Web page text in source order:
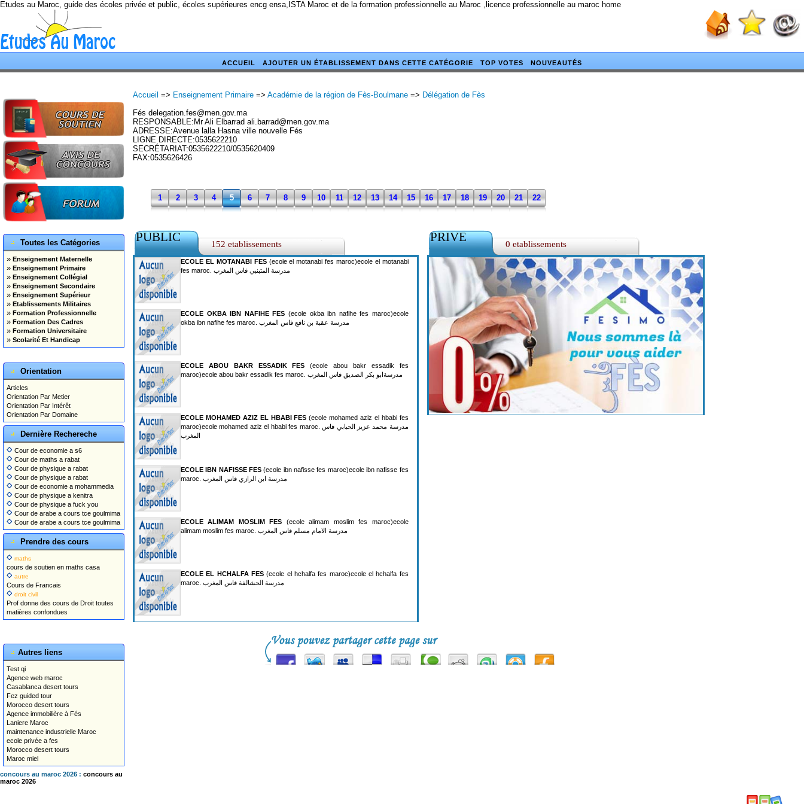
Etudes au Maroc, guide des écoles privée et public, écoles supérieures encg ensa,ISTA Maroc et de la formation professionnelle au Maroc ,licence professionnelle au maroc home
ACCUEIL AJOUTER UN ÉTABLISSEMENT DANS CETTE CATÉGORIE TOP VOTES NOUVEAUTÉS
Toutes les Catégories
» Enseignement Maternelle
» Enseignement Primaire
» Enseignement Collégial
» Enseignement Secondaire
» Enseignement Supérieur
» Etablissements Militaires
» Formation Professionnelle
» Formation Des Cadres
» Formation Universitaire
» Scolarité Et Handicap
Orientation
Articles
Orientation Par Metier
Orientation Par Intérêt
Orientation Par Domaine
Dernière Rechereche
Cour de economie a s6
Cour de maths a rabat
Cour de physique a rabat
Cour de physique a rabat
Cour de economie a mohammedia
Cour de physique a kenitra
Cour de physique a fuck you
Cour de arabe a cours tce goulmima
Cour de arabe a cours tce goulmima
Prendre des cours
maths
cours de soutien en maths casa
autre
Cours de Francais
droit civil
Prof donne des cours de Droit toutes
matières confondues
Autres liens
Test qi
Agence web maroc
Casablanca desert tours
Fez guided tour
Morocco desert tours
Agence immobilière à Fés
Laniere Maroc
maintenance industrielle Maroc
ecole privée a fes
Morocco desert tours
Maroc miel
concours au maroc 2026 : concours au
maroc 2026
Accueil => Enseignement Primaire => Académie de la région de Fès-Boulmane => Délégation de Fès
Fés delegation.fes@men.gov.ma
RESPONSABLE:Mr Ali Elbarrad ali.barrad@men.gov.ma
ADRESSE:Avenue lalla Hasna ville nouvelle Fés
LIGNE DIRECTE:0535622210
SECRÉTARIAT:0535622210/0535620409
FAX:0535626426
1 2 3 4 5 6 7 8 9 10 11 12 13 14 15 16 17 18 19 20 21 22
PUBLIC 152 etablissements
ECOLE EL MOTANABI FES(ecole el motanabi fes maroc)ecole el motanabi
fes maroc. مدرسة المتبنبي فاس المغرب
ECOLE OKBA IBN NAFIHE FES (ecole okba ibn nafihe fes maroc)ecole
okba ibn nafihe fes maroc. مدرسة عقبة بن نافع فاس المغرب
ECOLE ABOU BAKR ESSADIK FES (ecole abou bakr essadik fes
maroc)ecole abou bakr essadik fes maroc. مدرسةابو بكر الصديق فاس المغرب
ECOLE MOHAMED AZIZ EL HBABI FES (ecole mohamed aziz el hbabi fes
maroc)ecole mohamed aziz el hbabi fes maroc. مدرسة محمد عزيز الحبابي فاس
المغرب
ECOLE IBN NAFISSE FES (ecole ibn nafisse fes maroc)ecole ibn nafisse fes
maroc. مدرسة ابن الرازي فاس المغرب
ECOLE ALIMAM MOSLIM FES (ecole alimam moslim fes maroc)ecole
alimam moslim fes maroc. مدرسة الامام مسلم فاس المغرب
ECOLE EL HCHALFA FES (ecole el hchalfa fes maroc)ecole el hchalfa fes
maroc. مدرسة الحشالفة فاس المغرب
PRIVE 0 etablissements